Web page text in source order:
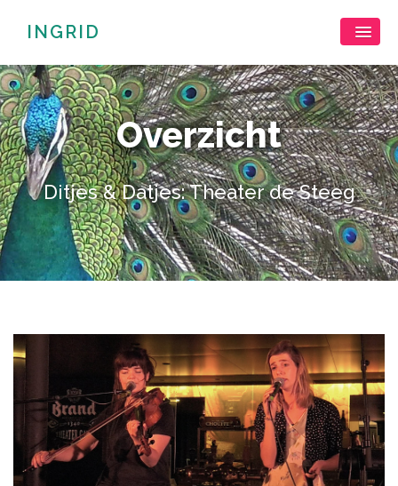
Overzicht
Ditjes & Datjes: Theater de Steeg
INGRID